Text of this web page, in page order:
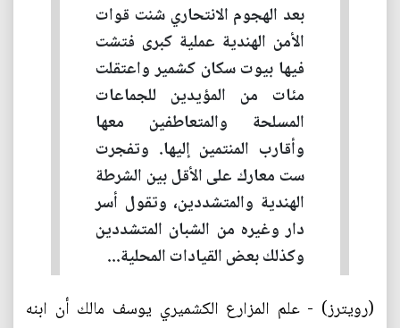
بعد الهجوم الانتحاري شنت قوات
الأمن الهندية عملية كبرى فتشت
فيها بيوت سكان كشمير واعتقلت
مئات من المؤيدين للجماعات
المسلحة والمتعاطفين معها
وأقارب المنتمين إليها. وتفجرت
ست معارك على الأقل بين الشرطة
الهندية والمتشددين، وتقول أسر
دار وغيره من الشبان المتشددين
وكذلك بعض القيادات المحلية...
(رويترز) - علم المزارع الكشميري يوسف مالك أن ابنه